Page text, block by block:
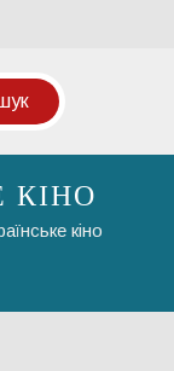
КІНО
кіно